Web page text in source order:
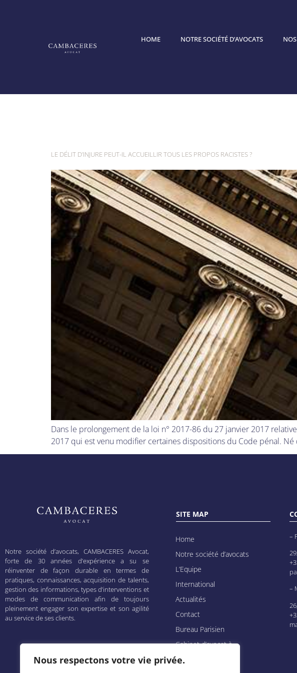
Nous respectons votre vie privée.
HOME NOTRE SOCIÉTÉ D’AVOCATS
LE DÉLIT D’INJURE PEUT-IL ACCUEILLIR TOUS LES PROPOS RACISTES ?
Dans le prolongement de la loi n° 2017-86 du 27 janvier 2017
2017 qui est venu modifier certaines dispositions du Code pénal.
Notre société d’avocats, CAMBACERES Avocat,
forte de 30 années d’expérience a su se
réinventer de façon durable en termes de
pratiques, connaissances, acquisition de talents,
gestion des informations, types d’interventions et
modes de communication afin de toujours
pleinement engager son expertise et son agilité
au service de ses clients.
SITE MAP
Home
Notre société d’avocats
L’Equipe
International
Actualités
Contact
Bureau Parisien
Cabinet d’avocat à
–
–